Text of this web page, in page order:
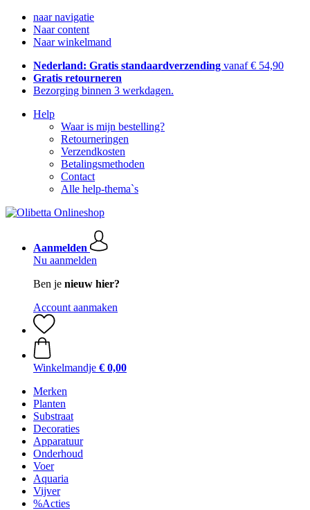
naar navigatie
Naar content
Naar winkelmand
Nederland: Gratis standaardverzending vanaf € 54,90
Gratis retourneren
Bezorging binnen 3 werkdagen.
Help
Waar is mijn bestelling?
Retourneringen
Verzendkosten
Betalingsmethoden
Contact
Alle help-thema`s
Aanmelden
Nu aanmelden
Ben je nieuw hier?
Account aanmaken
Winkelmandje € 0,00
Merken
Planten
Substraat
Decoraties
Apparatuur
Onderhoud
Voer
Aquaria
Vijver
%Acties